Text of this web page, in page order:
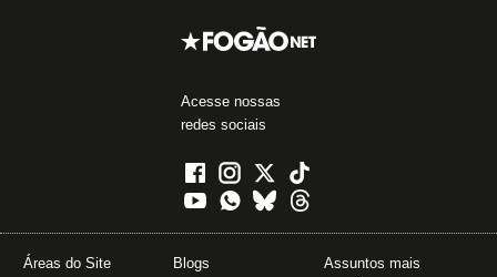
Acesse nossas
redes sociais
Áreas do Site Blogs
Assuntos mais